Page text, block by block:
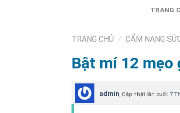
TRANG
TRANG CHỦ / CẨM NANG
Bật mí 12 mẹo
admin, Cập nhật lần cuối: 7